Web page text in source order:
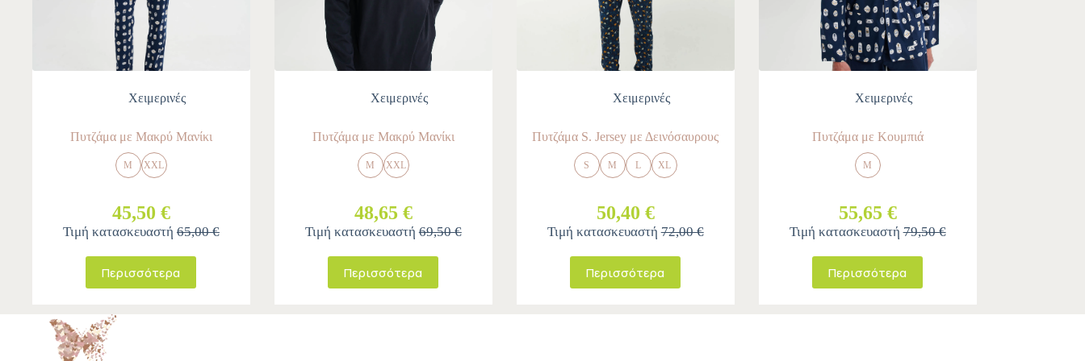
Χειμερινές
Πυτζάμα με Μακρύ Μανίκι
M XXL
45,50 €
Τιμή κατασκευαστή 65,00 €
Περισσότερα
Χειμερινές
Πυτζάμα με Μακρύ Μανίκι
M XXL
48,65 €
Τιμή κατασκευαστή69,50 €
Περισσότερα
Χειμερινές
Πυτζάμα S. Jersey με Δεινόσαυρους
S M L XL
50,40 €
Τιμή κατασκευαστή72,00 €
Περισσότερα
Χειμερινές
Πυτζάμα με Κουμπιά
M
55,65 €
Τιμή κατασκευαστή79,50 €
Περισσότερα